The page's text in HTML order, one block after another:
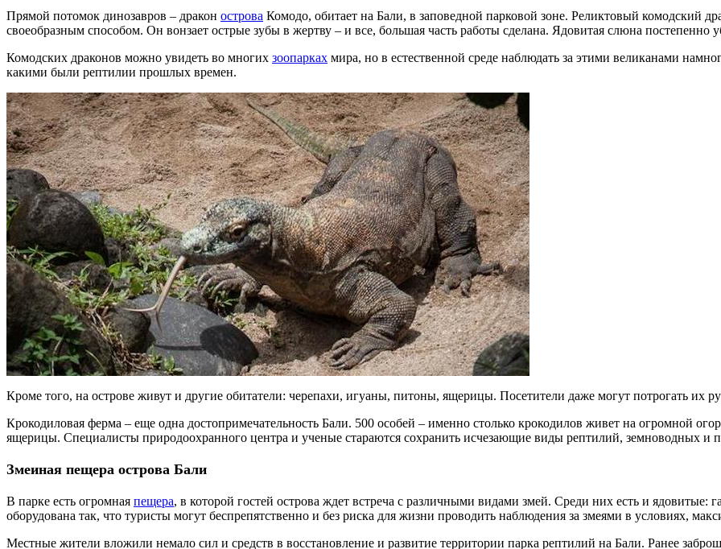
Прямой потомок динозавров – дракон острова Комодо, обитает на Бали, в заповедной парковой зоне. Реликтовый комодский
своеобразным способом. Он вонзает острые зубы в жертву – и все, большая часть работы сделана. Ядовитая слюна постепенно
Комодских драконов можно увидеть во многих зоопарках мира, но в естественной среде наблюдать за этими великанами
какими были рептилии прошлых времен.
Кроме того, на острове живут и другие обитатели: черепахи, игуаны, питоны, ящерицы. Посетители даже могут потрогать их
Крокодиловая ферма – еще одна достопримечательность Бали. 500 особей – именно столько крокодилов живет на огромной
ящерицы. Специалисты природоохранного центра и ученые стараются сохранить исчезающие виды рептилий, земноводных
Змеиная пещера острова Бали
В парке есть огромная пещера, в которой гостей острова ждет встреча с различными видами змей. Среди них есть и
оборудована так, что туристы могут беспрепятственно и без риска для жизни проводить наблюдения за змеями в условиях,
Местные жители вложили немало сил и средств в восстановление и развитие территории парка рептилий на Бали. Ранее